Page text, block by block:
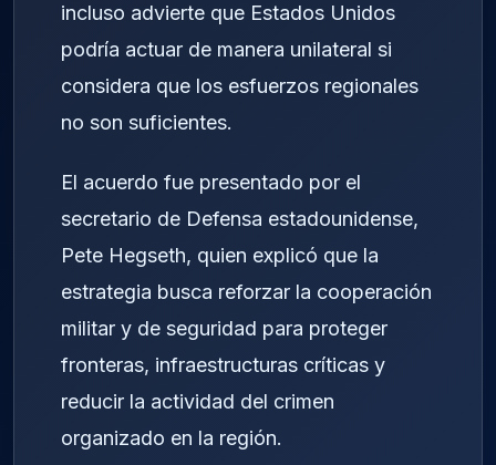
incluso advierte que Estados Unidos
podría actuar de manera unilateral si
considera que los esfuerzos regionales
no son suficientes.
El acuerdo fue presentado por el
secretario de Defensa estadounidense,
Pete Hegseth, quien explicó que la
estrategia busca reforzar la cooperación
militar y de seguridad para proteger
fronteras, infraestructuras críticas y
reducir la actividad del crimen
organizado en la región.